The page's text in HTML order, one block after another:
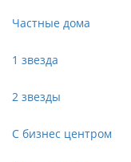
Частные дома
1 звезда
2 звезды
С бизнес центром